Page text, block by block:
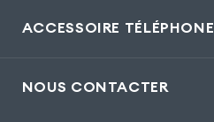
ACCESSOIRE TÉLÉPHONE
NOUS CONTACTER